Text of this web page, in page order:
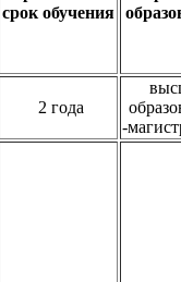
срок обучения
2 года
-